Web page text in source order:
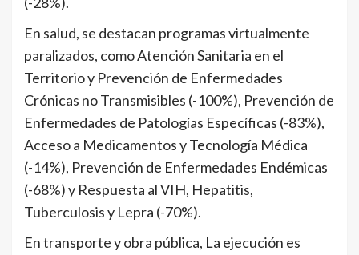
En salud, se destacan programas virtualmente
paralizados, como Atención Sanitaria en el
Territorio y Prevención de Enfermedades
Crónicas no Transmisibles (-100%), Prevención de
Enfermedades de Patologías Específicas (-83%),
Acceso a Medicamentos y Tecnología Médica
(-14%), Prevención de Enfermedades Endémicas
(-68%) y Respuesta al VIH, Hepatitis,
Tuberculosis y Lepra (-70%).
En transporte y obra pública, La ejecución es